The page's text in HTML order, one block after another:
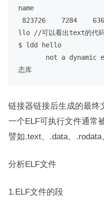
name
823726    7284
llo //可以看出text的代码
$ ldd hello
not a dynamic
态库
链接器链接后生成的最终
一个ELF可执行文件通常
譬如.text、.data、.rodata
分析ELF文件
1.ELF文件的段